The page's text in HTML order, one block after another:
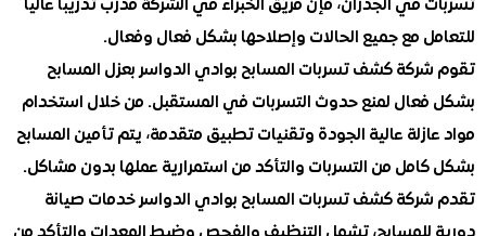
في الجدران، فإن فريق الخبراء في الشركة مدرب تدريباً عالياً
مع جميع الحالات وإصلاحها بشكل فعال وفعال.
كشف تسربات المسابح بوادي الدواسر بعزل المسابح
لمنع حدوث التسربات في المستقبل. من خلال استخدام
عالية الجودة وتقنيات تطبيق متقدمة، يتم تأمين المسابح
من التسربات والتأكد من استمرارية عملها بدون مشاكل.
كشف تسربات المسابح بوادي الدواسر خدمات صيانة